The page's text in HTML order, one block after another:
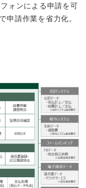
ォンによる申請を可
申請作業を省力化。